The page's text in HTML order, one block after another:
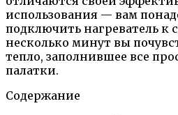
использования — вам
подключить нагреватель к
несколько минут вы
тепло, заполнившее все
палатки.
Содержание